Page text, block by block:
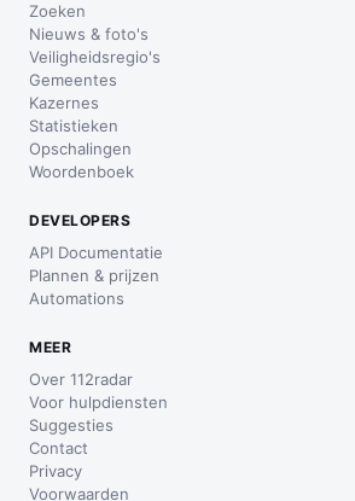
Zoeken
Nieuws & foto's
Veiligheidsregio's
Gemeentes
Kazernes
Statistieken
Opschalingen
Woordenboek
DEVELOPERS
API Documentatie
Plannen & prijzen
Automations
MEER
Over 112radar
Voor hulpdiensten
Suggesties
Contact
Privacy
Voorwaarden